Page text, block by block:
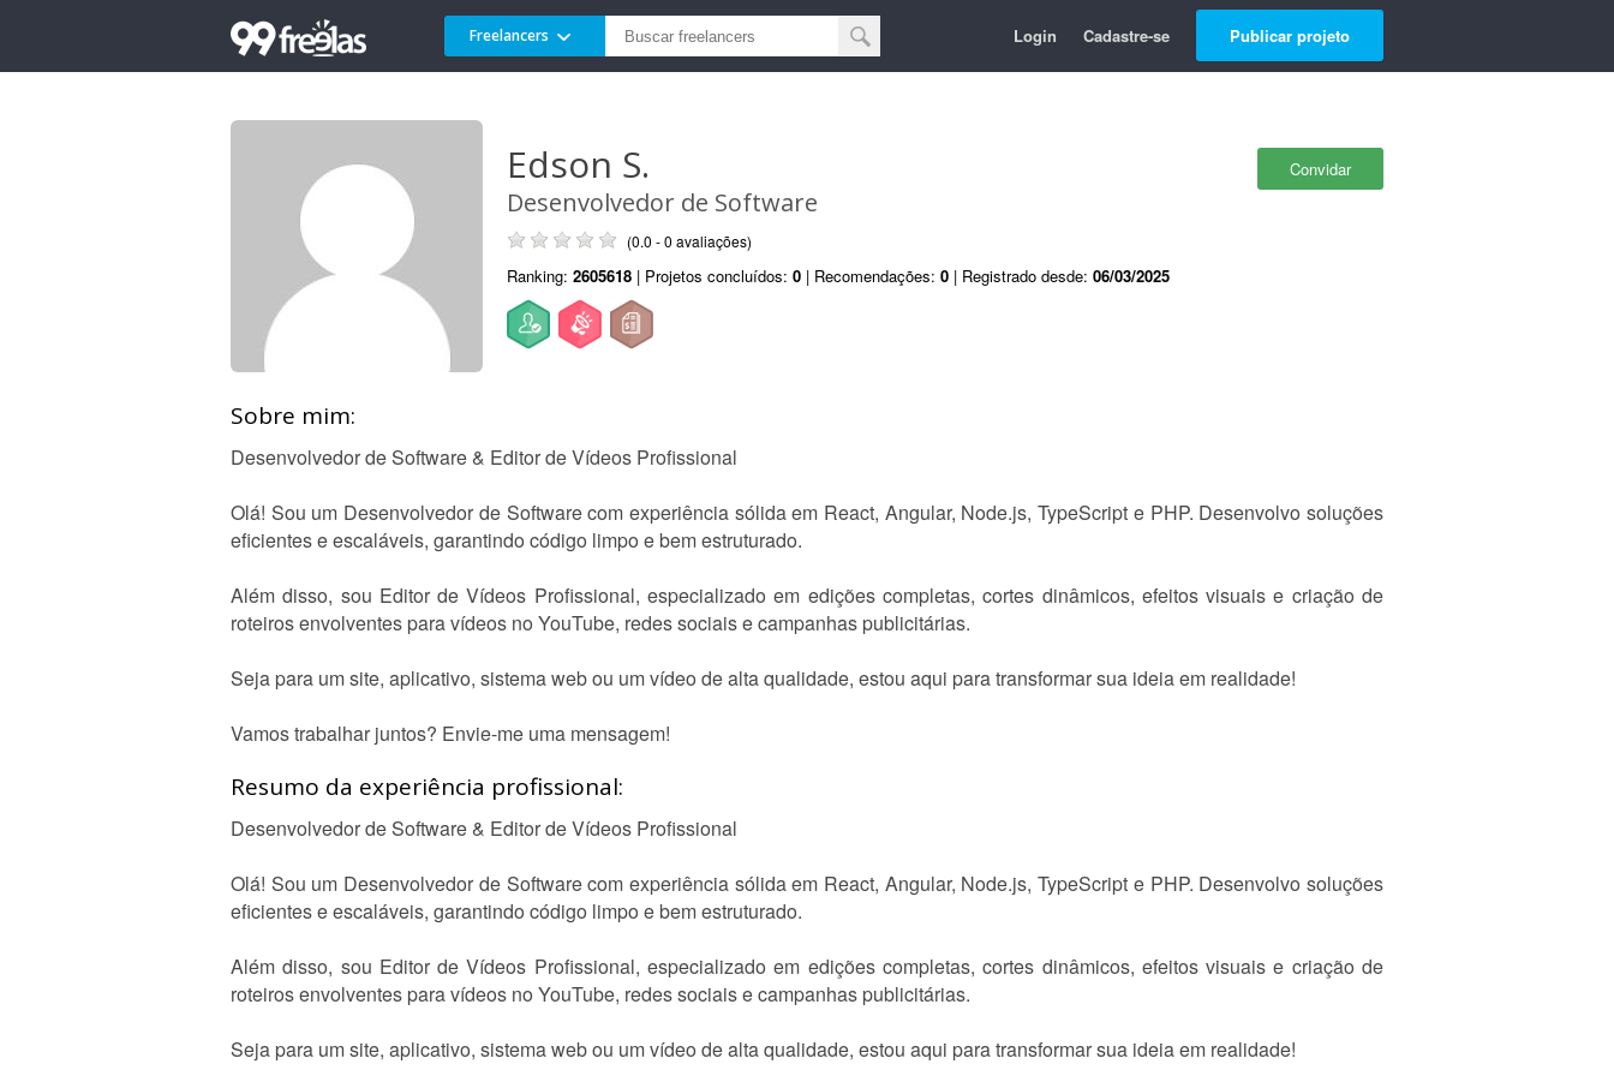
Freelancers Login Cadastre-se Publicar projeto
Convidar
Edson S.
Desenvolvedor de Software
(0.0 - 0 avaliações)
Ranking: 2605618 | Projetos concluídos: 0 | Recomendações: 0 | Registrado desde: 06/03/2025
Sobre mim:
Desenvolvedor de Software & Editor de Vídeos Profissional
Olá! Sou um Desenvolvedor de Software com experiência sólida em React, Angular, Node.js, TypeScript e PHP. Desenvolvo soluções
eficientes e escaláveis, garantindo código limpo e bem estruturado.
Além disso, sou Editor de Vídeos Profissional, especializado em edições completas, cortes dinâmicos, efeitos visuais e criação de
roteiros envolventes para vídeos no YouTube, redes sociais e campanhas publicitárias.
Seja para um site, aplicativo, sistema web ou um vídeo de alta qualidade, estou aqui para transformar sua ideia em realidade!
Vamos trabalhar juntos? Envie-me uma mensagem!
Resumo da experiência profissional:
Desenvolvedor de Software & Editor de Vídeos Profissional
Olá! Sou um Desenvolvedor de Software com experiência sólida em React, Angular, Node.js, TypeScript e PHP. Desenvolvo soluções
eficientes e escaláveis, garantindo código limpo e bem estruturado.
Além disso, sou Editor de Vídeos Profissional, especializado em edições completas, cortes dinâmicos, efeitos visuais e criação de
roteiros envolventes para vídeos no YouTube, redes sociais e campanhas publicitárias.
Seja para um site, aplicativo, sistema web ou um vídeo de alta qualidade, estou aqui para transformar sua ideia em realidade!